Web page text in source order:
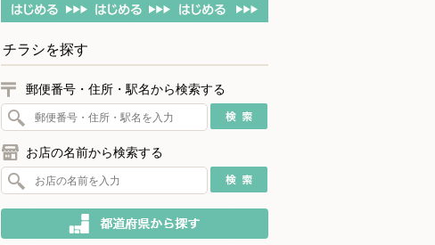
チラシを探す
郵便番号・住所・駅名から検索する
お店の名前から検索する